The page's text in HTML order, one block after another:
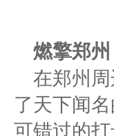
燃擎郑州
在郑州
了天下闻
可错过的